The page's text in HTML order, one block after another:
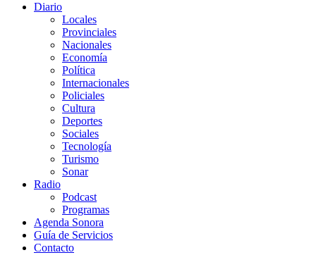
Diario
Locales
Provinciales
Nacionales
Economía
Política
Internacionales
Policiales
Cultura
Deportes
Sociales
Tecnología
Turismo
Sonar
Radio
Podcast
Programas
Agenda Sonora
Guía de Servicios
Contacto